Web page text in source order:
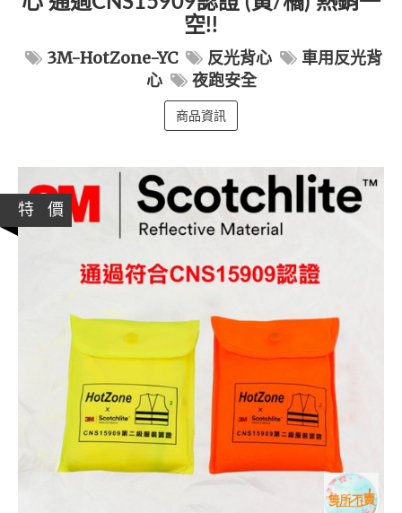
空!!
3M-HotZone-YC 反光背心
車用反光背
心
夜跑安全
商品資訊
特 價